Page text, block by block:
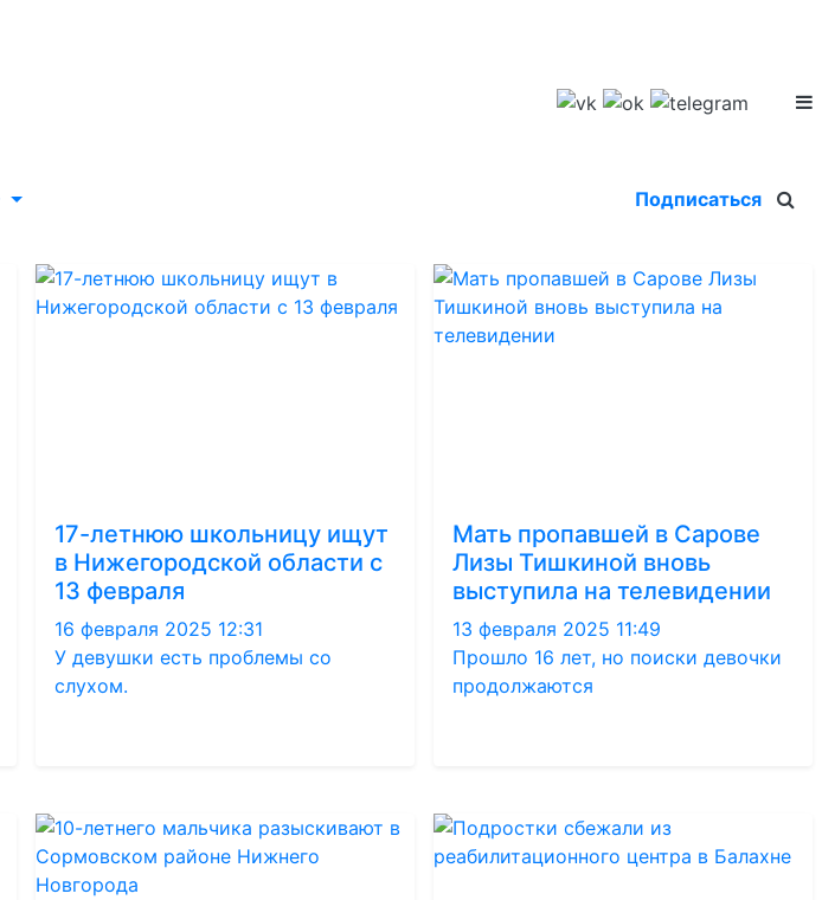
Подписаться
17-летнюю школьницу ищут
в Нижегородской области с
13 февраля
16 февраля 2025 12:31
У девушки есть проблемы со
слухом.
Мать пропавшей в Сарове
Лизы Тишкиной вновь
выступила на телевидении
13 февраля 2025 11:49
Прошло 16 лет, но поиски девочки
продолжаются